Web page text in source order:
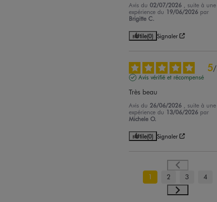
Avis du02/07/2026
, suite à une
expérience du 19/06/2026 par
Brigitte C.
Utile(0) Signaler
5/
Avis vérifié et récompensé
Très beau
Avis du 26/06/2026
, suite à une
expérience du 13/06/2026 par
Michele O.
Utile(0) Signaler
1 2 3 4